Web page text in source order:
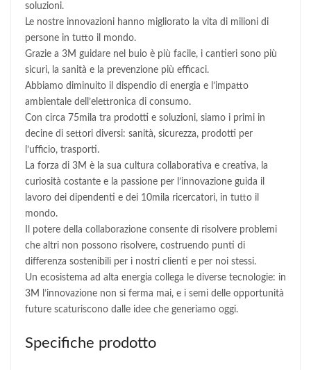
soluzioni.
Le nostre innovazioni hanno migliorato la vita di milioni di
persone in tutto il mondo.
Grazie a 3M guidare nel buio è più facile, i cantieri sono più
sicuri, la sanità e la prevenzione più efficaci.
Abbiamo diminuito il dispendio di energia e l’impatto
ambientale dell’elettronica di consumo.
Con circa 75mila tra prodotti e soluzioni, siamo i primi in
decine di settori diversi: sanità, sicurezza, prodotti per
l’ufficio, trasporti.
La forza di 3M è la sua cultura collaborativa e creativa, la
curiosità costante e la passione per l’innovazione guida il
lavoro dei dipendenti e dei 10mila ricercatori, in tutto il
mondo.
Il potere della collaborazione consente di risolvere problemi
che altri non possono risolvere, costruendo punti di
differenza sostenibili per i nostri clienti e per noi stessi.
Un ecosistema ad alta energia collega le diverse tecnologie: in
3M l’innovazione non si ferma mai, e i semi delle opportunità
future scaturiscono dalle idee che generiamo oggi.
Specifiche prodotto